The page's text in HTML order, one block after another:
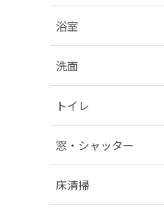
浴室
洗面
トイレ
窓・シャッター
床清掃